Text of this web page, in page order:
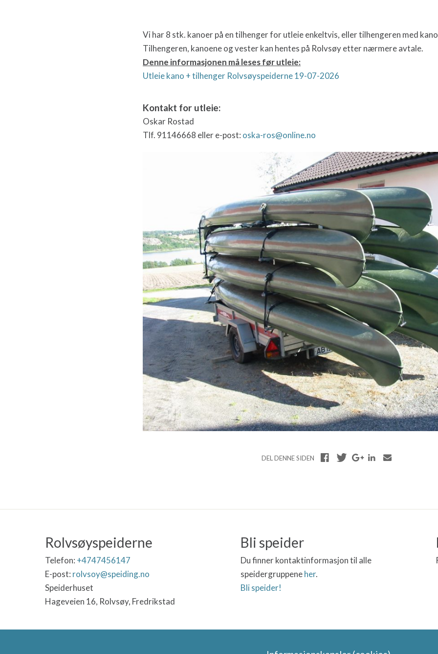
Vi har 8 stk. kanoer på en tilhenger for utleie enkeltvis, eller tilhengeren med
Tilhengeren, kanoene og vester kan hentes på Rolvsøy etter nærmere avtale.
Denne informasjonen må leses før utleie:
Utleie kano + tilhenger Rolvsøyspeiderne 19-07-2026
Kontakt for utleie:
Oskar Rostad
Tlf. 91146668 eller e-post: oska-ros@online.no
DEL DENNE SIDEN
Rolvsøyspeiderne
Telefon: +4747456147
E-post: rolvsoy@speiding.no
Speiderhuset
Hageveien 16, Rolvsøy, Fredrikstad
Bli speider
Du finner kontaktinformasjon til alle
speidergruppeneher.
Bli speider!